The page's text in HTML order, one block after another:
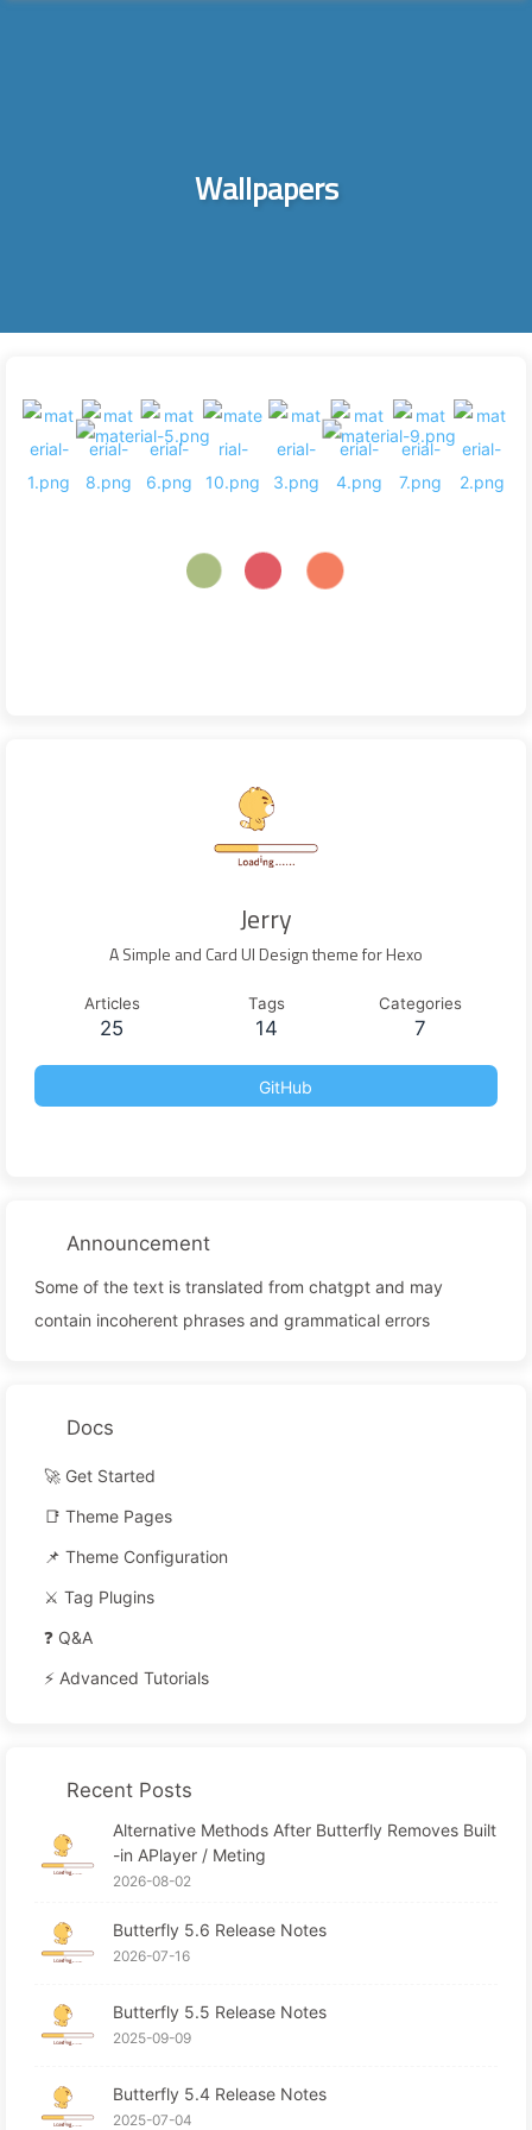
Wallpapers
Jerry
A Simple and Card UI Design theme for Hexo
Articles
25
Tags
14
Categories
7
GitHub
Announcement
Some of the text is translated from chatgpt and may
contain incoherent phrases and grammatical errors
Docs
🚀 Get Started
📑 Theme Pages
📌 Theme Configuration
⚔️ Tag Plugins
❓ Q&A
⚡️ Advanced Tutorials
Recent Posts
Alternative Methods After Butterfly Removes Built
-in APlayer / Meting
2026-08-02
Butterfly 5.6 Release Notes
2026-07-16
Butterfly 5.5 Release Notes
2025-09-09
Butterfly 5.4 Release Notes
2025-07-04